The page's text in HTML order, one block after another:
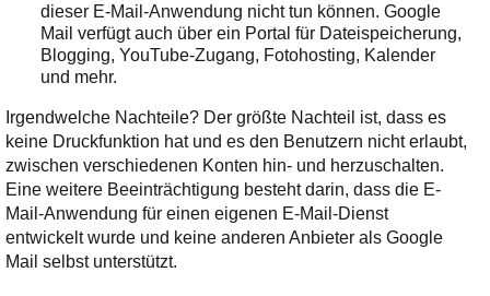
dieser E-Mail-Anwendung nicht tun können. Google
Mail verfügt auch über ein Portal für Dateispeicherung,
Blogging, YouTube-Zugang, Fotohosting, Kalender
und mehr.
Irgendwelche Nachteile? Der größte Nachteil ist, dass es
keine Druckfunktion hat und es den Benutzern nicht erlaubt,
zwischen verschiedenen Konten hin- und herzuschalten.
Eine weitere Beeinträchtigung besteht darin, dass die E-
Mail-Anwendung für einen eigenen E-Mail-Dienst
entwickelt wurde und keine anderen Anbieter als Google
Mail selbst unterstützt.